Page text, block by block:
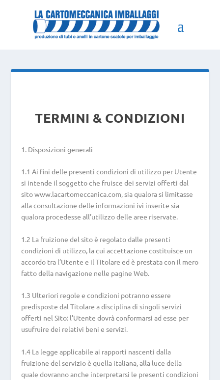
TERMINI & CONDIZIONI
1. Disposizioni generali
1.1 Ai fini delle presenti condizioni di utilizzo per Utente
si intende il soggetto che fruisce dei servizi offerti dal
sito www.lacartomeccanica.com, sia qualora si limitasse
alla consultazione delle informazioni ivi inserite sia
qualora procedesse all’utilizzo delle aree riservate.
1.2 La fruizione del sito è regolato dalle presenti
condizioni di utilizzo, la cui accettazione costituisce un
accordo tra l’Utente e il Titolare ed è prestata con il mero
fatto della navigazione nelle pagine Web.
1.3 Ulteriori regole e condizioni potranno essere
predisposte dal Titolare a disciplina di singoli servizi
offerti nel Sito: l’Utente dovrà conformarsi ad esse per
usufruire dei relativi beni e servizi.
1.4 La legge applicabile ai rapporti nascenti dalla
fruizione del servizio è quella italiana, alla luce della
quale dovranno anche interpretarsi le presenti condizioni